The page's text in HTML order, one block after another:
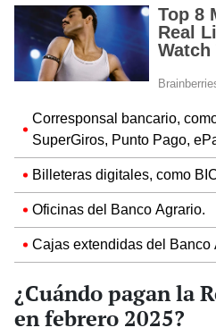
Corresponsal bancario,
SuperGiros, Punto Pago,
Billeteras digitales, como
Oficinas del Banco Agrario.
Cajas extendidas del Banco
¿Cuándo pagan la
en febrero 2025?